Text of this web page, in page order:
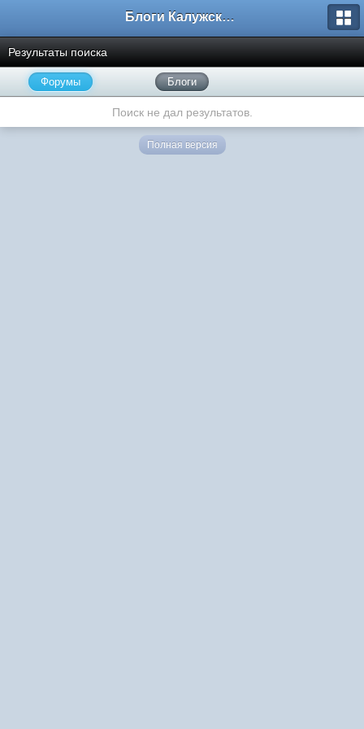
Блоги Калужского перекрестка
Результаты поиска
Форумы Блоги
Поиск не дал результатов.
Полная версия